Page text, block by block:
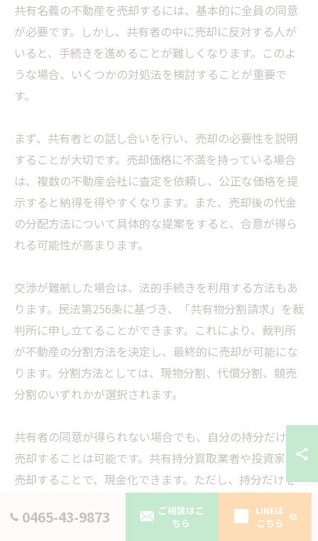
共有名義の不動産を売却するには、基本的に全員の同意
が必要です。しかし、共有者の中に売却に反対する人が
いると、手続きを進めることが難しくなります。このよ
うな場合、いくつかの対処法を検討することが重要で
す。
まず、共有者との話し合いを行い、売却の必要性を説明
することが大切です。売却価格に不満を持っている場合
は、複数の不動産会社に査定を依頼し、公正な価格を提
示すると納得を得やすくなります。また、売却後の代金
の分配方法について具体的な提案をすると、合意が得ら
れる可能性が高まります。
交渉が難航した場合は、法的手続きを利用する方法もあ
ります。民法第256条に基づき、「共有物分割請求」を裁
判所に申し立てることができます。これにより、裁判所
が不動産の分割方法を決定し、最終的に売却が可能にな
ります。分割方法としては、現物分割、代償分割、競売
分割のいずれかが選択されます。
共有者の同意が得られない場合でも、自分の持分だけを
売却することは可能です。共有持分買取業者や投資家に
売却することで、現金化できます。ただし、持分だけを
なる可能性が高い点に注意が必要です。
0465-43-9873
ご相談はこ
ちら
LINEは
こちら